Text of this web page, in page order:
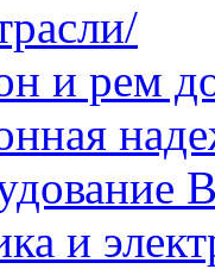
и рем
и